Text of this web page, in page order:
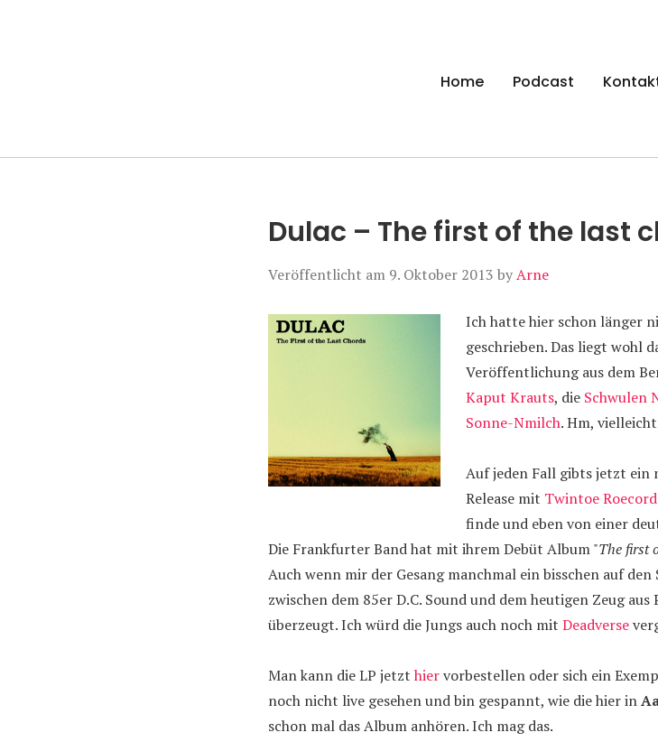
Manierenversagen
Home Podcast
Dulac – The first of the last
Veröffentlicht am 9. Oktober 2013 byArne
Ich hatte hier schon länger
geschrieben. Das liegt wohl
Veröffentlichung aus dem
Kaput Krauts, die Schwulen
Sonne-Nmilch. Hm,
Auf jeden Fall gibts jetzt ein
Release mit Twintoe
finde und eben von einer
Die Frankfurter Band hat mit ihrem Debüt Album "The first
Auch wenn mir der Gesang manchmal ein bisschen auf
zwischen dem 85er D.C. Sound und dem heutigen Zeug
überzeugt. Ich würd die Jungs auch noch mit Deadverse
Man kann die LP jetzt hiervorbestellen oder sich ein
noch nicht live gesehen und bin gespannt, wie die hier in
schon mal das Album anhören. Ich mag das.